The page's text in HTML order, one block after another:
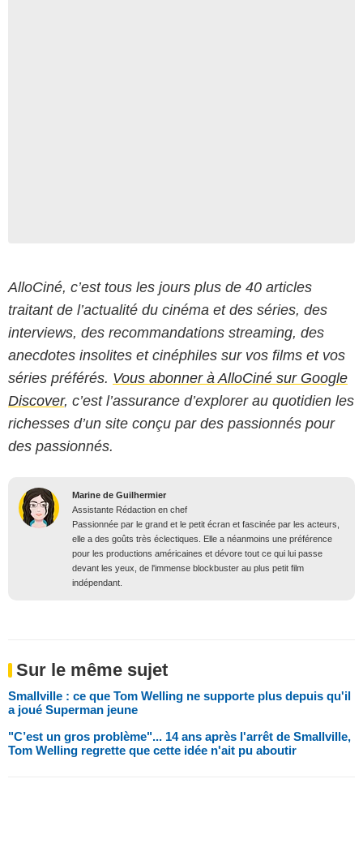
AlloCiné, c’est tous les jours plus de 40 articles
traitant de l’actualité du cinéma et des séries, des
interviews, des recommandations streaming, des
anecdotes insolites et cinéphiles sur vos films et vos
séries préférés. Vous abonner à AlloCiné sur Google
Discover, c’est l’assurance d’explorer au quotidien les
richesses d’un site conçu par des passionnés pour
des passionnés.
Marine de Guilhermier
Assistante Rédaction en chef
Passionnée par le grand et le petit écran et fascinée par les acteurs,
elle a des goûts très éclectiques. Elle a néanmoins une préférence
pour les productions américaines et dévore tout ce qui lui passe
devant les yeux, de l'immense blockbuster au plus petit film
indépendant.
Sur le même sujet
Smallville : ce que Tom Welling ne supporte plus depuis qu'il
a joué Superman jeune
"C’est un gros problème"... 14 ans après l'arrêt de Smallville,
Tom Welling regrette que cette idée n'ait pu aboutir